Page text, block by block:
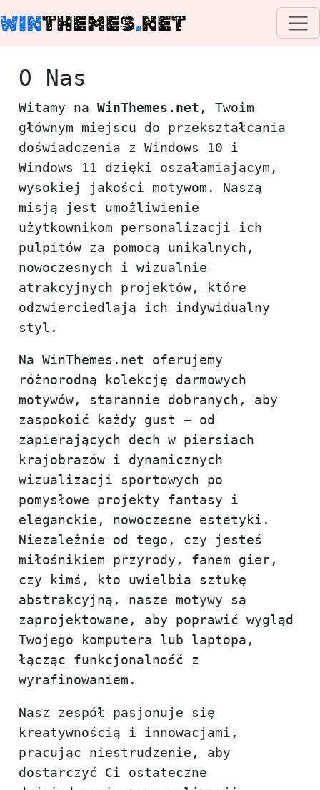
WINTHEMES.NET
O Nas
Witamy naWinThemes.net , Twoim
głównym miejscu do przekształcania
doświadczenia z Windows 10 i
Windows 11 dzięki oszałamiającym,
wysokiej jakości motywom. Naszą
misją jest umożliwienie
użytkownikom personalizacji ich
pulpitów za pomocą unikalnych,
nowoczesnych i wizualnie
atrakcyjnych projektów, które
odzwierciedlają ich indywidualny
styl.
Na WinThemes.net oferujemy
różnorodną kolekcję darmowych
motywów, starannie dobranych, aby
zaspokoić każdy gust – od
zapierających dech w piersiach
krajobrazów i dynamicznych
wizualizacji sportowych po
pomysłowe projekty fantasy i
eleganckie, nowoczesne estetyki.
Niezależnie od tego, czy jesteś
miłośnikiem przyrody, fanem gier,
czy kimś, kto uwielbia sztukę
abstrakcyjną, nasze motywy są
zaprojektowane, aby poprawić wygląd
Twojego komputera lub laptopa,
łącząc funkcjonalność z
wyrafinowaniem.
Nasz zespół pasjonuje się
kreatywnością i innowacjami,
pracując niestrudzenie, aby
dostarczyć Ci ostateczne